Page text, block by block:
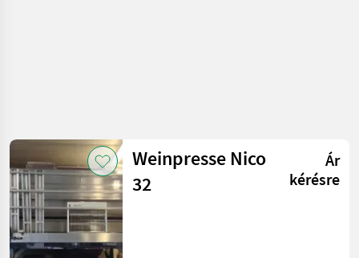
Weinpresse Nico
32
Ár
kérésre